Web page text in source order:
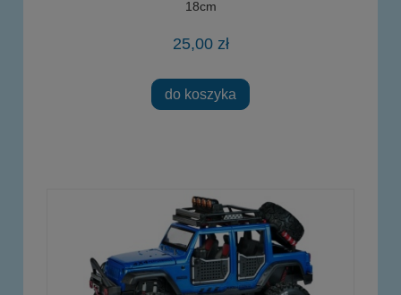
18cm
25,00 zł
do koszyka